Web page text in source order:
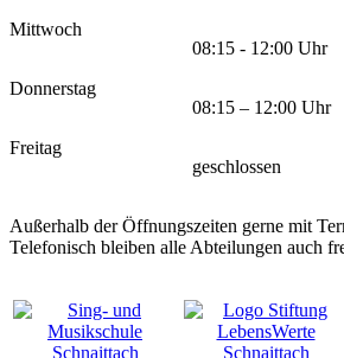
Mittwoch
08:15 - 12:00 Uhr
Donnerstag
08:15 – 12:00 Uhr
Freitag
geschlossen
Außerhalb der Öffnungszeiten gerne mit
Telefonisch bleiben alle Abteilungen auch